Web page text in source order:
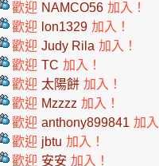
歡迎 NAMCO56 加入！
歡迎 lon1329 加入！
歡迎 Judy Rila 加入！
歡迎 TC 加入！
歡迎 太陽餅 加入！
歡迎 Mzzzz 加入！
歡迎 anthony899841 加入
歡迎 jbtu 加入！
歡迎 安安 加入！